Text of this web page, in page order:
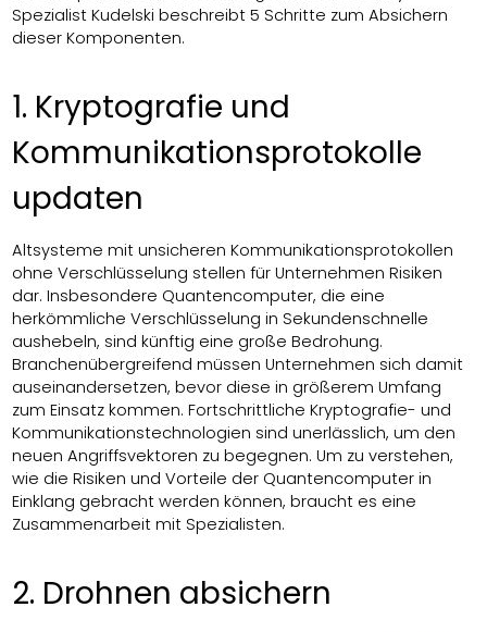
Spezialist Kudelski beschreibt 5 Schritte zum Absichern
dieser Komponenten.
1. Kryptografie und
Kommunikationsprotokolle
updaten
Altsysteme mit unsicheren Kommunikationsprotokollen
ohne Verschlüsselung stellen für Unternehmen Risiken
dar. Insbesondere Quantencomputer, die eine
herkömmliche Verschlüsselung in Sekundenschnelle
aushebeln, sind künftig eine große Bedrohung.
Branchenübergreifend müssen Unternehmen sich damit
auseinandersetzen, bevor diese in größerem Umfang
zum Einsatz kommen. Fortschrittliche Kryptografie- und
Kommunikationstechnologien sind unerlässlich, um den
neuen Angriffsvektoren zu begegnen. Um zu verstehen,
wie die Risiken und Vorteile der Quantencomputer in
Einklang gebracht werden können, braucht es eine
Zusammenarbeit mit Spezialisten.
2. Drohnen absichern